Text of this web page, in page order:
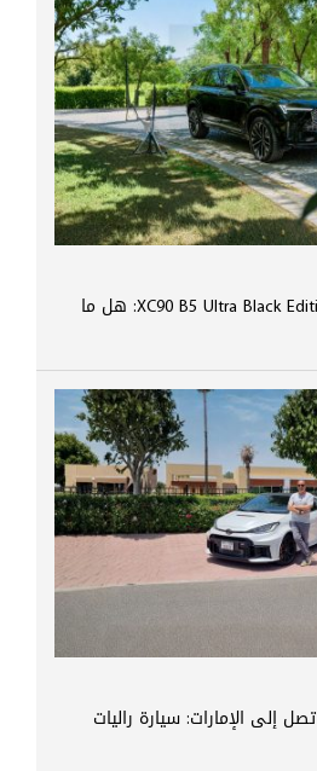
تجربة فولفو XC90 B5 Ultra Black Edition 2026: هل ما
تويوتا GR Yaris 2026 تصل إلى الإمارات: سيارة راليات